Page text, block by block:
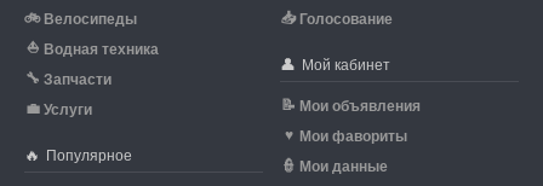
🚲 Велосипеды
⛵ Водная техника
🔧 Запчасти
💼 Услуги
🔥 Популярное
📥 Голосование
👤 Мой кабинет
📝 Мои объявления
♥ Мои фавориты
👮 Мои данные